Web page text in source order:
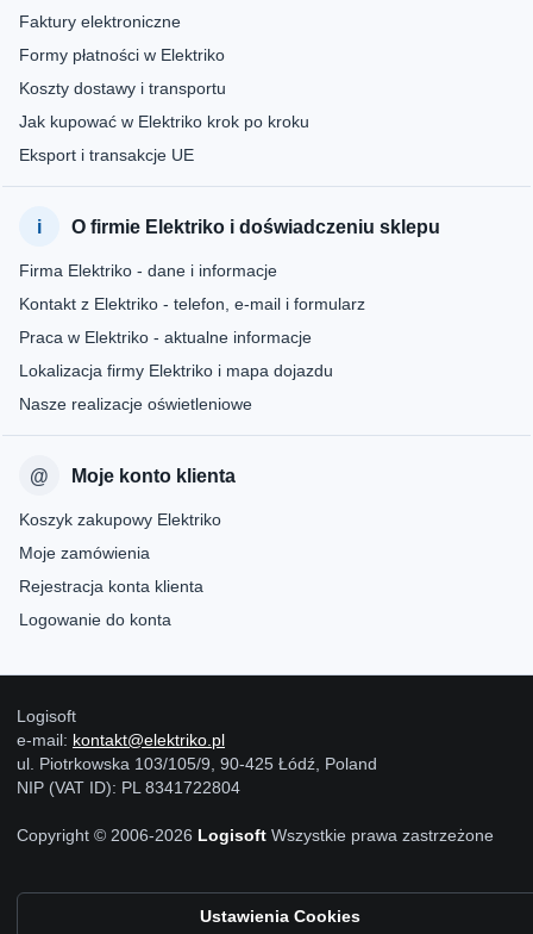
Faktury elektroniczne
Formy płatności w Elektriko
Koszty dostawy i transportu
Jak kupować w Elektriko krok po kroku
Eksport i transakcje UE
O firmie Elektriko i doświadczeniu sklepu
Firma Elektriko - dane i informacje
Kontakt z Elektriko - telefon, e-mail i formularz
Praca w Elektriko - aktualne informacje
Lokalizacja firmy Elektriko i mapa dojazdu
Nasze realizacje oświetleniowe
Moje konto klienta
Koszyk zakupowy Elektriko
Moje zamówienia
Rejestracja konta klienta
Logowanie do konta
Logisoft
e-mail: kontakt@elektriko.pl
ul. Piotrkowska 103/105/9, 90-425 Łódź, Poland
NIP (VAT ID): PL 8341722804
Copyright © 2006-2026 Logisoft Wszystkie prawa zastrzeżone
Ustawienia Cookies